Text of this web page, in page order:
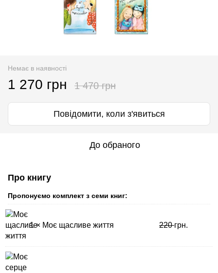
Немає в наявності
1 270 грн 1 470 грн
Повідомити, коли з'явиться
До обраного
Про книгу
Пропонуємо комплект з семи книг:
1 × Моє щасливе життя 220грн.